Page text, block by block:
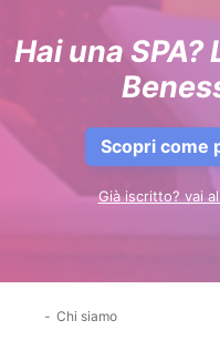
Hai una
Scopri come
Già iscritto? vai
Chi siamo